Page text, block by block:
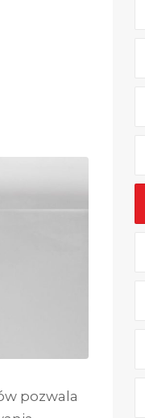
pozwala